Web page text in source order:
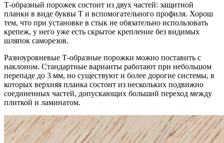
Т-образный порожек состоит из двух частей: защитной
планки в виде буквы Т и вспомогательного профиля. Хорош
тем, что при установке в стык не обязательно использовать
крепеж, у него уже есть скрытое крепление без видимых
шляпок саморезов.
Разноуровневые Т-образные порожки можно поставить с
наклоном. Стандартные варианты работают при небольшом
перепаде до 3 мм, но существуют и более дорогие системы, в
которых верхняя планка состоит из нескольких подвижно
соединенных частей, допускающих больший переход между
плиткой и ламинатом.